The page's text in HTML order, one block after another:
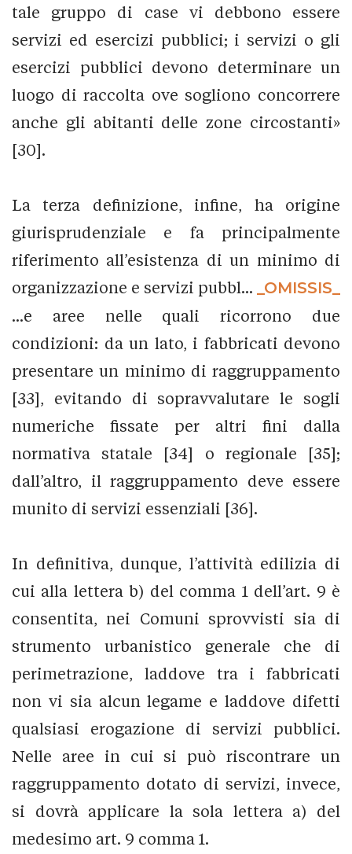
tale gruppo di case vi debbono essere
servizi ed esercizi pubblici; i servizi o gli
esercizi pubblici devono determinare un
luogo di raccolta ove sogliono concorrere
anche gli abitanti delle zone circostanti»
[30].
La terza definizione, infine, ha origine
giurisprudenziale e fa principalmente
riferimento all’esistenza di un minimo di
organizzazione e servizi pubbl...
_OMISSIS_
...e aree nelle quali ricorrono due
condizioni: da un lato, i fabbricati devono
presentare un minimo di raggruppamento
[33], evitando di sopravvalutare le sogli
numeriche fissate per altri fini dalla
normativa statale [34] o regionale [35];
dall’altro, il raggruppamento deve essere
munito di servizi essenziali [36].
In definitiva, dunque, l’attività edilizia di
cui alla lettera b) del comma 1 dell’art. 9 è
consentita, nei Comuni sprovvisti sia di
strumento urbanistico generale che di
perimetrazione, laddove tra i fabbricati
non vi sia alcun legame e laddove difetti
qualsiasi erogazione di servizi pubblici.
Nelle aree in cui si può riscontrare un
raggruppamento dotato di servizi, invece,
si dovrà applicare la sola lettera a) del
medesimo art. 9 comma 1.